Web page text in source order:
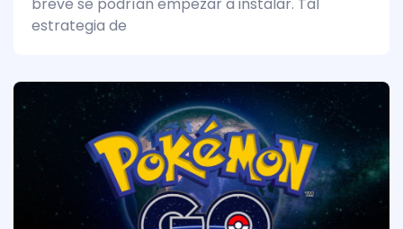
estrategia de